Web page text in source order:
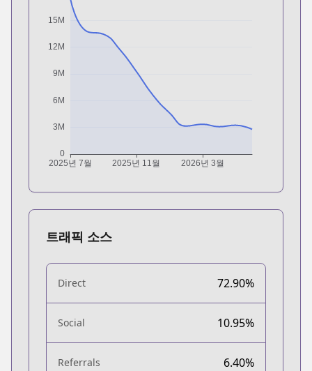
트래픽 소스
Direct 72.90%
Social 10.95%
Referrals 6.40%